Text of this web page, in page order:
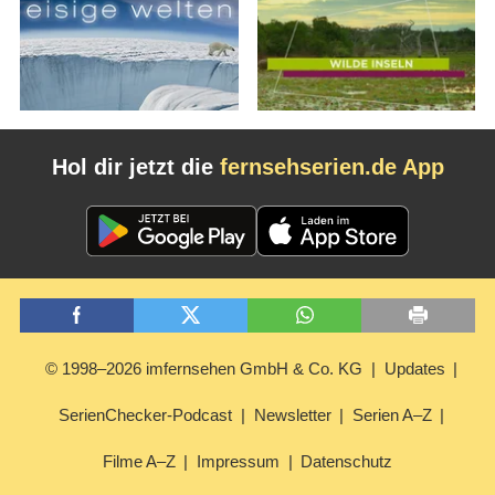
Hol dir jetzt die fernsehserien.de App
© 1998–2026 imfernsehen GmbH & Co. KG Updates
SerienChecker-Podcast Newsletter Serien A–Z
Filme A–Z Impressum Datenschutz